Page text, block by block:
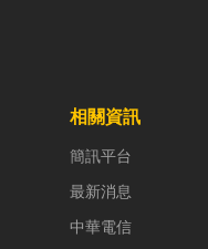
相關資訊
簡訊平台
最新消息
中華電信